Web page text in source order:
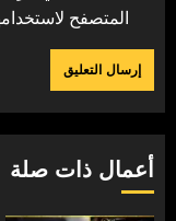
المتصفح
أعمال ذات صلة